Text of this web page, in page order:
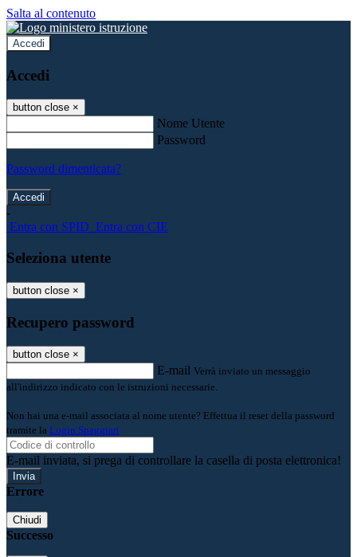
Salta al contenuto
Accedi
Accedi
button close ×
Nome Utente
Password
Password dimenticata?
-
Entra con SPID Entra con CIE
Seleziona utente
button close ×
Recupero password
button close ×
E-mail Verrà inviato un messaggio
all'indirizzo indicato con le istruzioni necessarie.
Non hai una e-mail associata al nome utente? Effettua il reset della password
tramite la Login Spaggiari
E-mail inviata, si prega di controllare la casella di posta elettronica!
Errore
Chiudi
Successo